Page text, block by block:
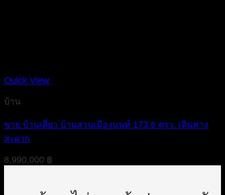
Quick View
บ้าน
ขาย บ้านเดี่ยว บ้านสวนเมืองนนท์ 173.6 ตรว. เดินทาง
สะดวก
8,990,000 ฿